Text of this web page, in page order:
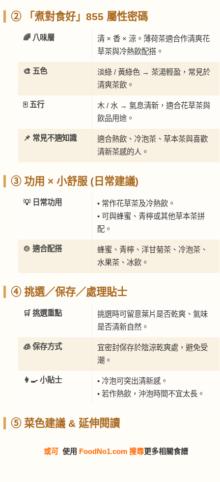
② 「煮對食好」855 屬性密碼
🌈 八味層
清 × 香 × 涼。薄荷茶適合作清爽花
草茶與冷熱飲配搭。
🎨 五色
淡綠 / 黃綠色 → 茶湯輕盈，常見於
清爽茶飲。
🀄 五行
木 / 水 → 氣息清新，適合花草茶與
飲品用途。
📌 常見不適知識
適合熱飲、冷泡茶、草本茶與喜歡
清新茶感的人。
③ 功用 × 小舒服 (日常建議)
💡 日常功用
• 常作花草茶及冷熱飲。
• 可與蜂蜜、青檸或其他草本茶拼
配。
🍲 適合配搭
蜂蜜、青檸、洋甘菊茶、冷泡茶、
水果茶、冰飲。
④ 挑選／保存／處理貼士
🛒 挑選重點
挑選時可留意葉片是否乾爽、氣味
是否清新自然。
🧊 保存方式
宜密封保存於陰涼乾爽處，避免受
潮。
👩‍🍳 小貼士
• 冷泡可突出清新感。
• 若作熱飲，沖泡時間不宜太長。
⑤ 菜色建議 & 延伸閱讀
或可 使用 FoodNo1.com 搜尋更多相關食譜